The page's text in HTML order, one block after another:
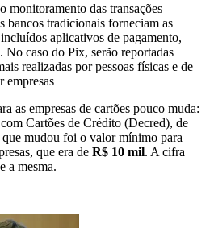
monitoramento das transações
bancos tradicionais forneciam as
aplicativos de pagamento,
No caso do Pix, serão reportadas
realizadas por pessoas físicas e de
empresas
as empresas de cartões pouco muda:
Cartões de Crédito (Decred), de
mudou foi o valor mínimo para
que era de R$ 10 mil. A cifra
a mesma.